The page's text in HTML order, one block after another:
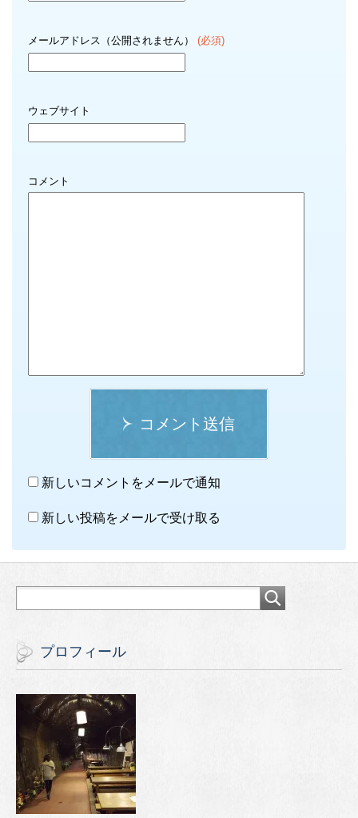
メールアドレス（公開されません） (必須)
ウェブサイト
コメント
コメント送信
新しいコメントをメールで通知
新しい投稿をメールで受け取る
プロフィール